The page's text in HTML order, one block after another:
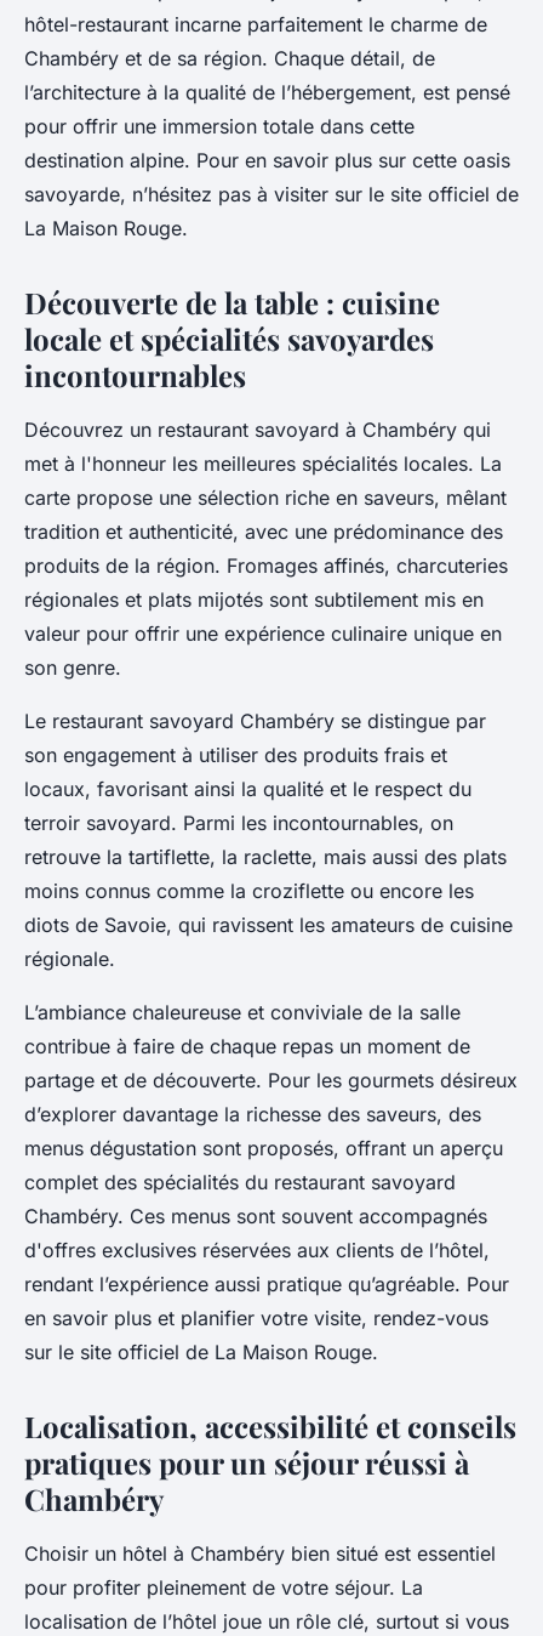
hôtel-restaurant incarne parfaitement le charme de
Chambéry et de sa région. Chaque détail, de
l’architecture à la qualité de l’hébergement, est pensé
pour offrir une immersion totale dans cette
destination alpine. Pour en savoir plus sur cette oasis
savoyarde, n’hésitez pas à visiter sur le site officiel de
La Maison Rouge.
Découverte de la table : cuisine
locale et spécialités savoyardes
incontournables
Découvrez un restaurant savoyard à Chambéry qui
met à l'honneur les meilleures spécialités locales. La
carte propose une sélection riche en saveurs, mêlant
tradition et authenticité, avec une prédominance des
produits de la région. Fromages affinés, charcuteries
régionales et plats mijotés sont subtilement mis en
valeur pour offrir une expérience culinaire unique en
son genre.
Le restaurant savoyard Chambéry se distingue par
son engagement à utiliser des produits frais et
locaux, favorisant ainsi la qualité et le respect du
terroir savoyard. Parmi les incontournables, on
retrouve la tartiflette, la raclette, mais aussi des plats
moins connus comme la croziflette ou encore les
diots de Savoie, qui ravissent les amateurs de cuisine
régionale.
L’ambiance chaleureuse et conviviale de la salle
contribue à faire de chaque repas un moment de
partage et de découverte. Pour les gourmets désireux
d’explorer davantage la richesse des saveurs, des
menus dégustation sont proposés, offrant un aperçu
complet des spécialités du restaurant savoyard
Chambéry. Ces menus sont souvent accompagnés
d'offres exclusives réservées aux clients de l’hôtel,
rendant l’expérience aussi pratique qu’agréable. Pour
en savoir plus et planifier votre visite, rendez-vous
sur le site officiel de La Maison Rouge.
Localisation, accessibilité et conseils
pratiques pour un séjour réussi à
Chambéry
Choisir un hôtel à Chambéry bien situé est essentiel
pour profiter pleinement de votre séjour. La
localisation de l’hôtel joue un rôle clé, surtout si vous